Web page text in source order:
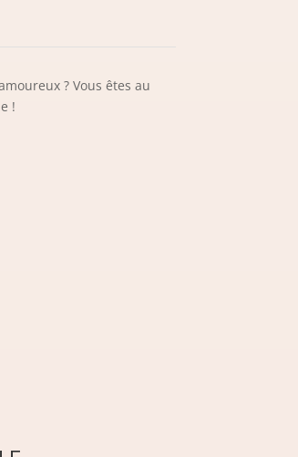
? Vous êtes au
!